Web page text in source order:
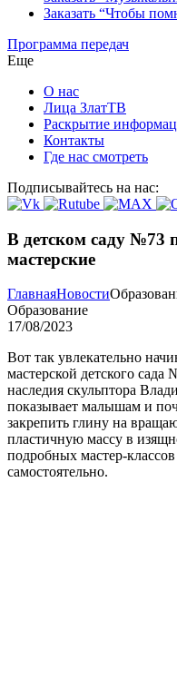
Заказать “Чтобы
Программа передач
Еще
О нас
Лица ЗлатТВ
Раскрытие
Контакты
Где нас смотреть
Подписывайтесь на нас:
В детском саду №73
мастерские
ГлавнаяНовости
Образование
17/08/2023
Вот так увлекательно
мастерской детского
наследия скульптора
показывает малышам и
закрепить глину на
пластичную массу в
подробных мастер-
самостоятельно.